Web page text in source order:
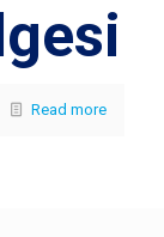
Read more